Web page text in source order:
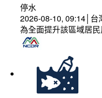
停水
2026-08-10, 09:14│台
為全面提升該區域居